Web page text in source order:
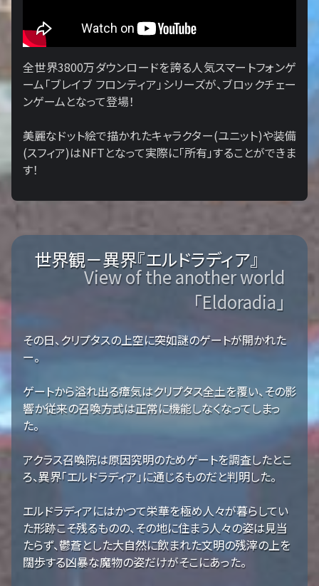
全世界3800万ダウンロードを誇る人気スマートフォンゲ
ーム「ブレイブ フロンティア」シリーズが、ブロックチェー
ンゲームとなって登場！
美麗なドット絵で描かれたキャラクター(ユニット)や装備
(スフィア)はNFTとなって実際に「所有」することができま
す！
世界観－異界『エルドラディア』
View of the another world
「Eldoradia」
その日、クリプタスの上空に突如謎のゲートが開かれた
ー。
ゲートから溢れ出る瘴気はクリプタス全土を覆い、その影
響か従来の召喚方式は正常に機能しなくなってしまっ
た。
アクラス召喚院は原因究明のためゲートを調査したとこ
ろ、異界「エルドラディア」に通じるものだと判明した。
エルドラディアにはかつて栄華を極め人々が暮らしてい
た形跡こそ残るものの、その地に住まう人々の姿は見当
たらず、鬱蒼とした大自然に飲まれた文明の残滓の上を
闊歩する凶暴な魔物の姿だけがそこにあった。